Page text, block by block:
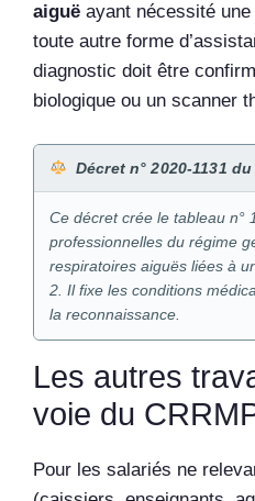
aiguë ayant nécessité
toute autre forme
diagnostic doit être
biologique ou un scanner
Décret n° 2020-1131
Ce décret crée le tableau n°
professionnelles du régime
respiratoires aiguës liées à
2. Il fixe les conditions
la reconnaissance.
Les autres
voie du
Pour les salariés ne